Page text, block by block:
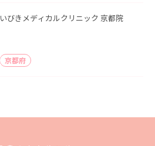
いびきメディカルクリニック 京都院
京都府